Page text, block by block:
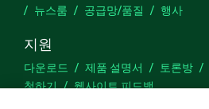
뉴스룸
공급망/품질 행사
지원
다운로드 제품 설명서 토론방
청하기
웹사이트 피드백